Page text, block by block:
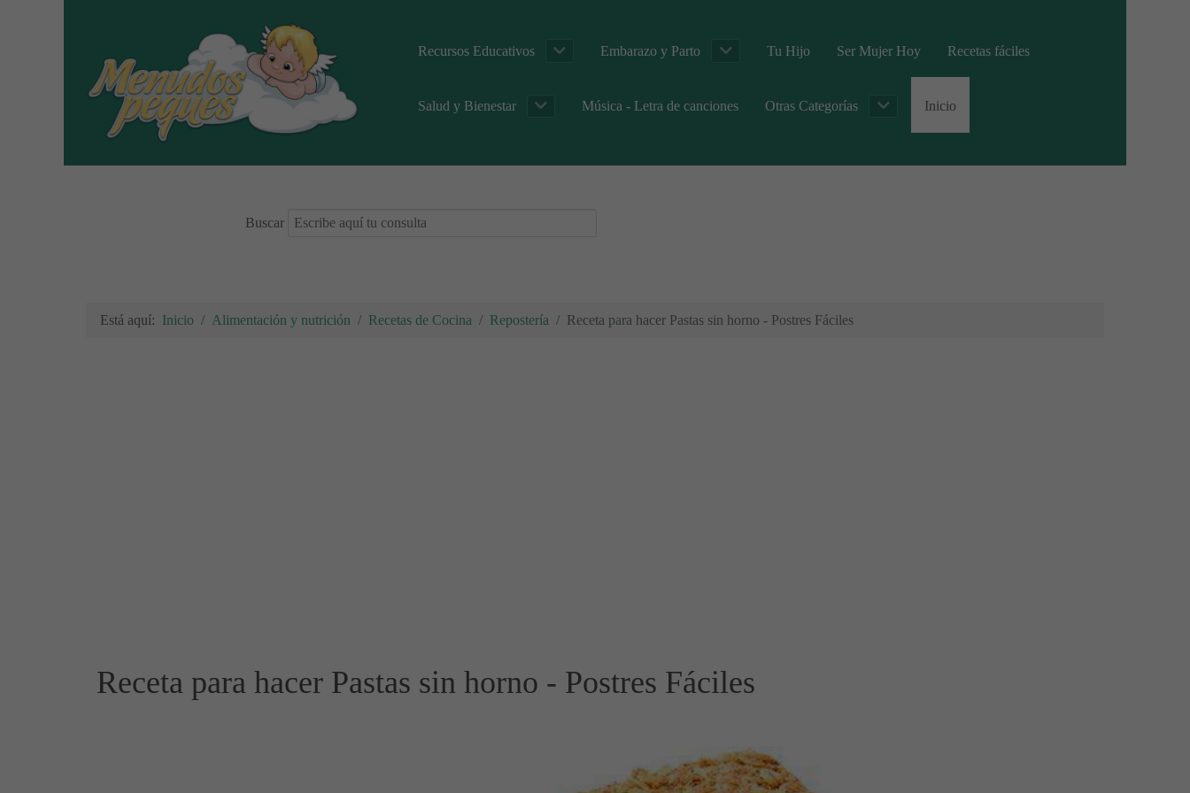
Recursos Educativos Embarazo y Parto Tu Hijo Ser Mujer Hoy Recetas fáciles
Salud y Bienestar Música - Letra de canciones Otras Categorías Inicio
Buscar
Está aquí: Inicio Alimentación y nutrición Recetas de Cocina Repostería Receta para hacer Pastas sin horno - Postres Fáciles
Receta para hacer Pastas sin horno - Postres Fáciles